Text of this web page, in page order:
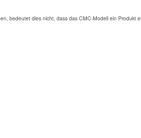
bedeutet dies nicht, dass das CMC-Modell ein Produkt